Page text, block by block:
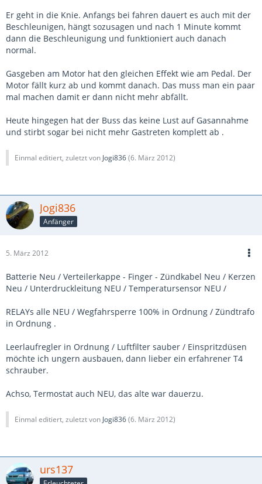
Er geht in die Knie. Anfangs bei fahren dauert es auch mit der
Beschleunigen, hängt sozusagen und nach 1 Minute kommt
dann die Beschleunigung und funktioniert auch danach
normal.
Gasgeben am Motor hat den gleichen Effekt wie am Pedal. Der
Motor fällt kurz ab und kommt danach. Das muss man ein paar
mal machen damit er dann nicht mehr abfällt.
Heute hingegen hat der Buss das keine Lust auf Gasannahme
und stirbt sogar bei nicht mehr Gastreten komplett ab .
Einmal editiert, zuletzt von Jogi836(6. März 2012)
Jogi836
Anfänger
5. März 2012
Batterie Neu / Verteilerkappe - Finger - Zündkabel Neu / Kerzen
Neu / Unterdruckleitung NEU / Temperatursensor NEU /
RELAYs alle NEU / Wegfahrsperre 100% in Ordnung / Zündtrafo
in Ordnung .
Leerlaufregler in Ordnung / Luftfilter sauber / Einspritzdüsen
möchte ich ungern ausbauen, dann lieber ein erfahrener T4
schrauber.
Achso, Termostat auch NEU, das alte war dauerzu.
Einmal editiert, zuletzt von Jogi836(6. März 2012)
urs137